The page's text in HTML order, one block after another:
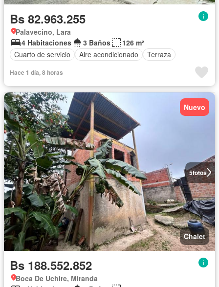
Bs 82.963.255
Palavecino, Lara
4 Habitaciones
3 Baños
126 m²
Cuarto de servicio
Aire acondicionado Terraza
Hace 1 día, 8 horas
5fotos
Nuevo
Chalet
Bs 188.552.852
Boca De Uchire, Miranda